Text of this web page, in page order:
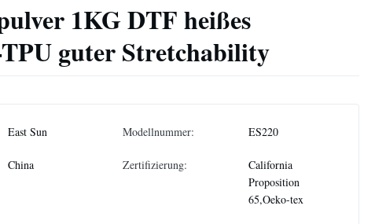
1KG DTF heißes
guter Stretchability
East Sun Modellnummer: ES220
China Zertifizierung:
California
Proposition
65,Oeko-tex